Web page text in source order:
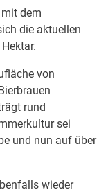
dem
die aktuellen
von
rund
sei
und nun auf über
wieder